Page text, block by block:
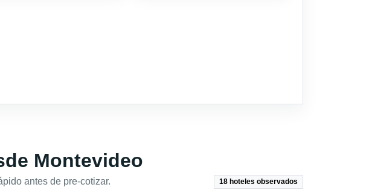
Montevideo
antes de pre-cotizar. 18 hoteles observados